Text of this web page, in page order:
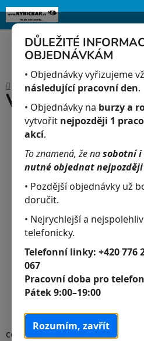
DŮLEŽITÉ
OBJEDNÁVKÁM
• Objednávky vyřizujeme
následující pracovní den.
• Objednávky na burzy a
vytvořit nejpozději 1
akcí.
To znamená, že nasobotní i
nutné objednat
• Pozdější objednávky už
doručit.
• Nejrychlejší a
telefonicky.
Telefonní linky: +420 776
067
Pracovní doba pro
Pátek 9:00–19:00
Rozumím, zavřít
Upozorňujeme, že uvedená skladová
lišit podle aktuálních objednávek a
obsah
DomůAkvaristika / Vnitřní filtr JK-IF302
celoponorný s tichým chodem
Vnitřní filtr JK-